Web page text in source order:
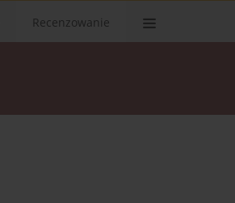
Recenzowanie